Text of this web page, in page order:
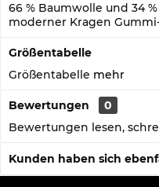
66 % Baumwolle und 34
moderner Kragen
Größentabelle
Größentabelle mehr
Bewertungen
0
Bewertungen lesen,
Kunden haben sich